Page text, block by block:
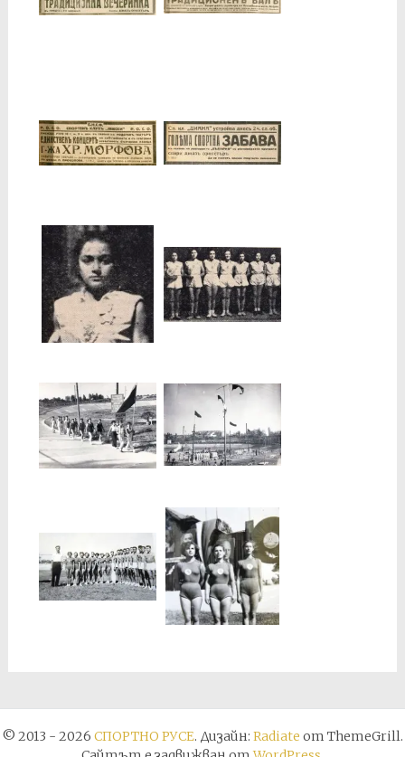
© 2013 - 2026 СПОРТНО РУСЕ. Дизайн: Radiate от ThemeGrill.